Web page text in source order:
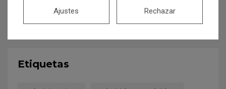
Etiquetas
Rechazar
Ajustes